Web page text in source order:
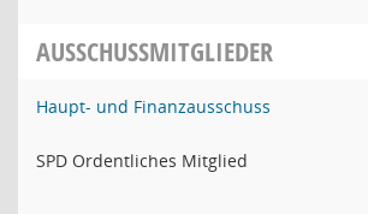
AUSSCHUSSMITGLIEDER
Haupt- und Finanzausschuss
SPD Ordentliches Mitglied